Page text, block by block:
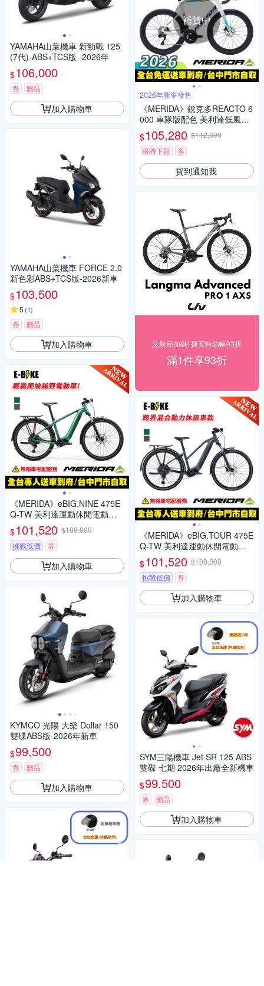
YAMAHA山葉機車 新勁戰 125
(7代)-ABS+TCS版 -2026年
$106,000
券 贈品
加入購物車
YAMAHA山葉機車 FORCE 2.0
新色彩ABS+TCS版-2026新車
$103,500
5 (1)
券 贈品
加入購物車
《MERIDA》eBIG.NINE 475E
Q-TW 美利達運動休閒電動輔
助自行車 E-BIKE/輔助/電動車/
自行車/單車
$101,520 $108,000
挑戰低價
券
加入購物車
KYMCO 光陽 大樂 Dollar 150
雙碟ABS版-2026年新車
$99,500
券 贈品
加入購物車
補貨中
2026年新車發售
《MERIDA》銳克多REACTO 6
000 車隊版配色 美利達低風阻
空氣動力碳纖跑車 無附踏板/S
C60板輪/105電變/巴林勝利/美
利達2026
$105,280 $112,000
限時下殺
券
貨到通知我
父親節加碼! 捷安特結帳93折
滿1件享93折
《MERIDA》eBIG.TOUR 475E
Q-TW 美利達運動休閒電動輔
助自行車 低跨/E-BIKE/輔助/電
動車/自行車/單車
$101,520 $108,000
挑戰低價
券
加入購物車
SYM三陽機車 Jet SR 125 ABS
雙碟 七期 2026年出廠全新機車
$99,500
券 贈品
加入購物車